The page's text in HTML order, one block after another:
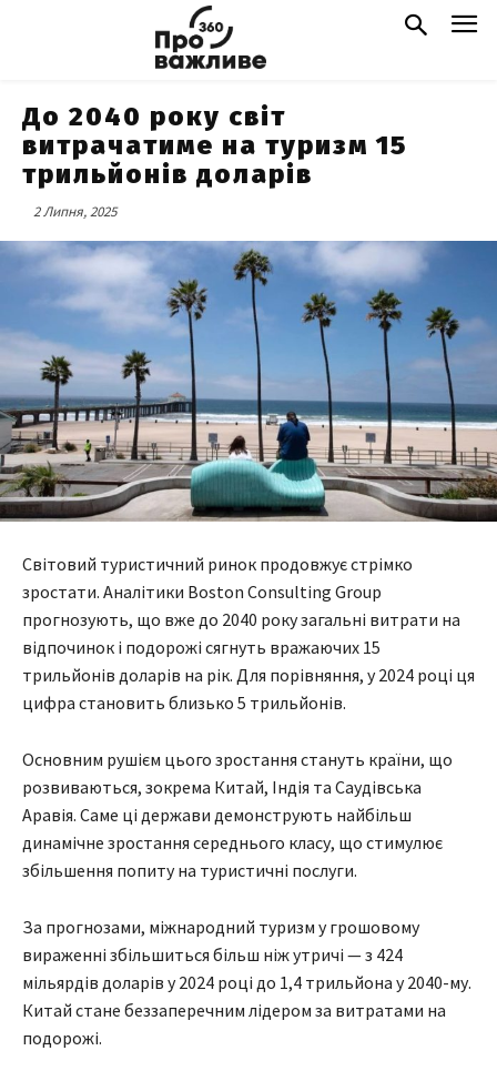
До 2040 року світ
витрачатиме на туризм 15
трильйонів доларів
2 Липня, 2025
Світовий туристичний ринок продовжує стрімко
зростати. Аналітики Boston Consulting Group
прогнозують, що вже до 2040 року загальні витрати на
відпочинок і подорожі сягнуть вражаючих 15
трильйонів доларів на рік. Для порівняння, у 2024 році ця
цифра становить близько 5 трильйонів.
Основним рушієм цього зростання стануть країни, що
розвиваються, зокрема Китай, Індія та Саудівська
Аравія. Саме ці держави демонструють найбільш
динамічне зростання середнього класу, що стимулює
збільшення попиту на туристичні послуги.
За прогнозами, міжнародний туризм у грошовому
вираженні збільшиться більш ніж утричі — з 424
мільярдів доларів у 2024 році до 1,4 трильйона у 2040-му.
Китай стане беззаперечним лідером за витратами на
подорожі.